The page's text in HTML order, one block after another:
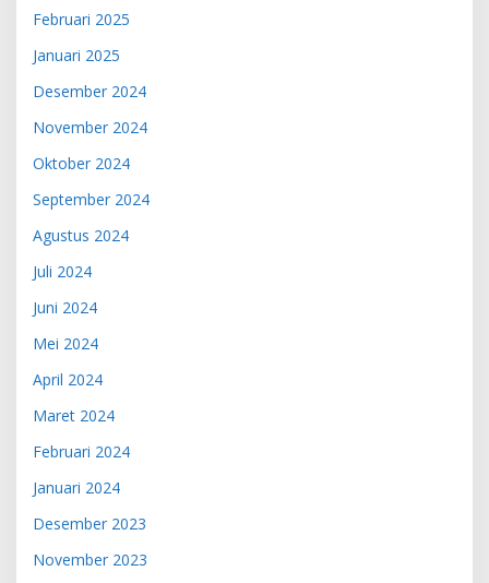
Februari 2025
Januari 2025
Desember 2024
November 2024
Oktober 2024
September 2024
Agustus 2024
Juli 2024
Juni 2024
Mei 2024
April 2024
Maret 2024
Februari 2024
Januari 2024
Desember 2023
November 2023